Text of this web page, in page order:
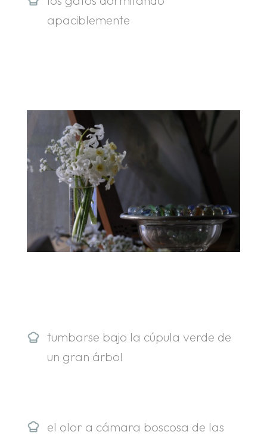
apaciblemente
tumbarse bajo la cúpula verde de
un gran árbol
el olor a cámara boscosa de las